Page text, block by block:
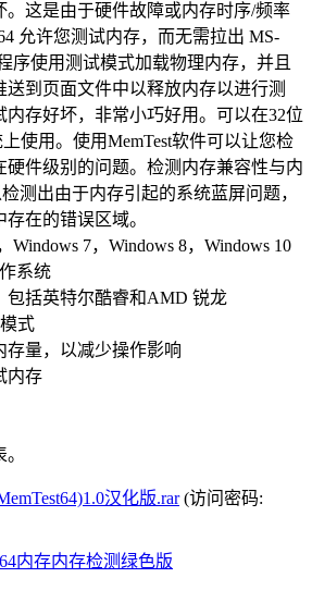
。这是由于硬件故障或内存时序/频率
允许您测试内存，而无需拉出 MS-
序使用测试模式加载物理内存，并且
到页面文件中以释放内存以进行测
存好坏，非常小巧好用。可以在32位
使用。使用MemTest软件可以让您检
硬件级别的问题。检测内存兼容性与内
测出由于内存引起的系统蓝屏问题，
在的错误区域。
Windows 7，Windows 8，Windows 10
系统
包括英特尔酷睿和AMD 锐龙
式
存量，以减少操作影响
内存
汉化版.rar(访问密码:
内存内存检测绿色版